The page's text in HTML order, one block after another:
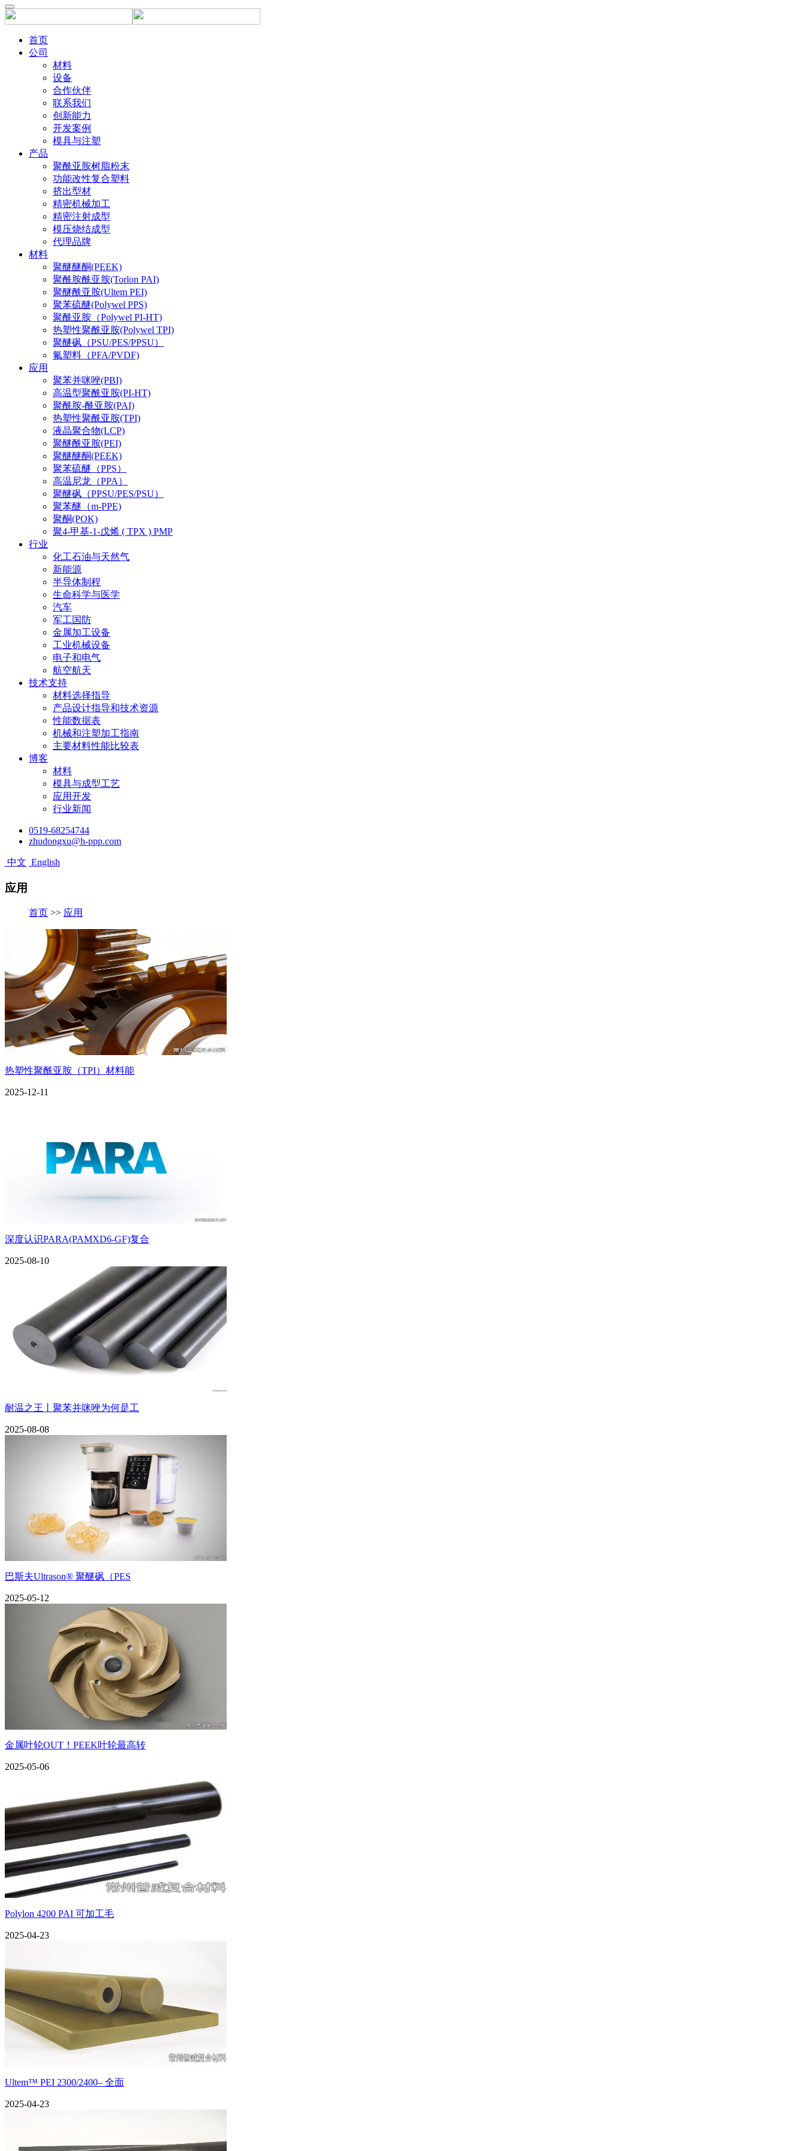
首页
公司
材料
设备
合作伙伴
联系我们
创新能力
开发案例
模具与注塑
产品
聚酰亚胺树脂粉末
功能改性复合塑料
挤出型材
精密机械加工
精密注射成型
模压烧结成型
代理品牌
材料
聚醚醚酮(PEEK)
聚酰胺酰亚胺(Torlon PAI)
聚醚酰亚胺(Ultem PEI)
聚苯硫醚(Polywel PPS)
聚酰亚胺（Polywel PI-HT)
热塑性聚酰亚胺(Polywel TPI)
聚醚砜（PSU/PES/PPSU）
氟塑料（PFA/PVDF)
应用
聚苯并咪唑(PBI)
高温型聚酰亚胺(PI-HT)
聚酰胺-酰亚胺(PAI)
热塑性聚酰亚胺(TPI)
液晶聚合物(LCP)
聚醚酰亚胺(PEI)
聚醚醚酮(PEEK)
聚苯硫醚（PPS）
高温尼龙（PPA）
聚醚砜（PPSU/PES/PSU）
聚苯醚（m-PPE)
聚酮(POK)
聚4-甲基-1-戊烯 ( TPX ) PMP
行业
化工石油与天然气
新能源
半导体制程
生命科学与医学
汽车
军工国防
金属加工设备
工业机械设备
电子和电气
航空航天
技术支持
材料选择指导
产品设计指导和技术资源
性能数据表
机械和注塑加工指南
主要材料性能比较表
博客
材料
模具与成型工艺
应用开发
行业新闻
0519-68254744
zhudongxu@h-ppp.com
中文 English
应用
首页 >> 应用
热塑性聚酰亚胺（TPI）材料能
2025-12-11
深度认识PARA(PAMXD6-GF)复合
2025-08-10
耐温之王丨聚苯并咪唑为何是工
2025-08-08
巴斯夫Ultrason® 聚醚砜（PES
2025-05-12
金属叶轮OUT！PEEK叶轮最高转
2025-05-06
​Polylon 4200 PAI 可加工毛
2025-04-23
Ultem™ PEI 2300/2400– 全面
2025-04-23